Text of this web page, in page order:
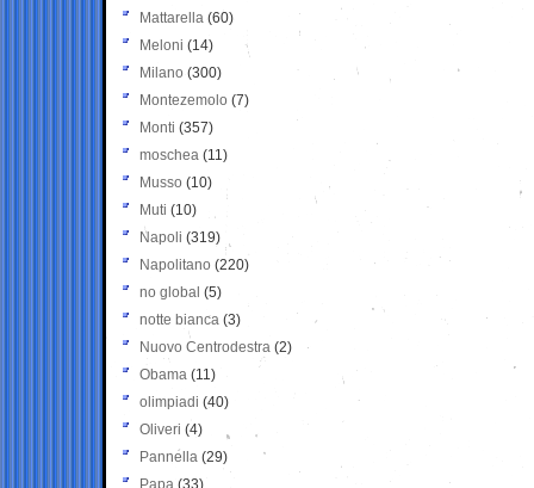
Mattarella (60)
Meloni (14)
Milano (300)
Montezemolo (7)
Monti (357)
moschea (11)
Musso (10)
Muti (10)
Napoli (319)
Napolitano (220)
no global (5)
notte bianca (3)
Nuovo Centrodestra (2)
Obama (11)
olimpiadi (40)
Oliveri (4)
Pannella (29)
Papa (33)